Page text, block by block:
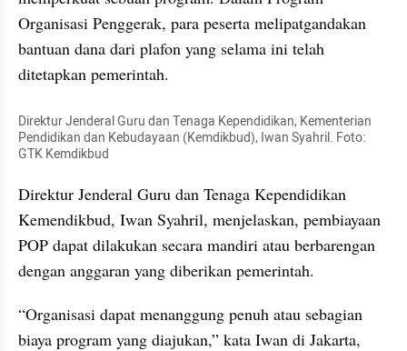
Organisasi Penggerak, para peserta melipatgandakan
bantuan dana dari plafon yang selama ini telah
ditetapkan pemerintah.
Direktur Jenderal Guru dan Tenaga Kependidikan, Kementerian
Pendidikan dan Kebudayaan (Kemdikbud), Iwan Syahril. Foto:
GTK Kemdikbud
Direktur Jenderal Guru dan Tenaga Kependidikan
Kemendikbud, Iwan Syahril, menjelaskan, pembiayaan
POP dapat dilakukan secara mandiri atau berbarengan
dengan anggaran yang diberikan pemerintah.
“Organisasi dapat menanggung penuh atau sebagian
biaya program yang diajukan,” kata Iwan di Jakarta,